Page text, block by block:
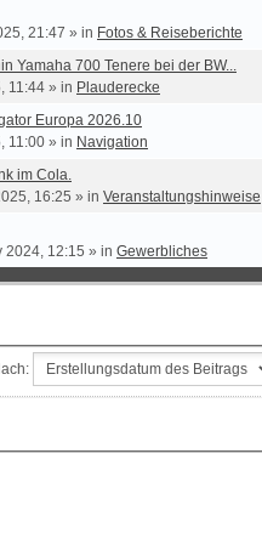
21:47 » in Fotos & Reiseberichte
Yamaha 700 Tenere bei der BW...
11:44 » in Plauderecke
Europa 2026.10
11:00 » in Navigation
im Cola.
16:25 » in Veranstaltungshinweise
2024, 12:15 » in Gewerbliches